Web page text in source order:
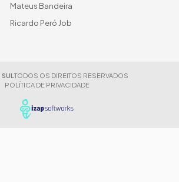
Mateus Bandeira
Ricardo Peró Job
TODOS OS DIREITOS RESERVADOS
POLÍTICA DE PRIVACIDADE